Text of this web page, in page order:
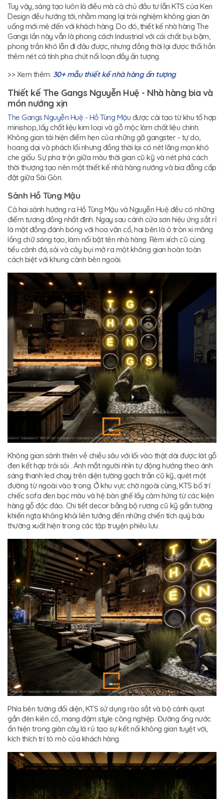
Tuy vậy, sáng tạo luôn là điều mà cả chủ đầu tư lẫn KTS của Ken
Design đều hướng tới, nhằm mang lại trải nghiệm không gian ăn
uống mới mẻ đến với khách hàng. Do đó, thiết kế nhà hàng The
Gangs lần này vẫn là phong cách Industrial với cái chất bụi bặm,
phong trần khó lẫn đi đâu được, nhưng đồng thời lại được thổi hồn
thêm nét cá tính pha chút nổi loạn đầy ấn tượng.
>> Xem thêm: 30+ mẫu thiết kế nhà hàng ấn tượng
Thiết kế The Gangs Nguyễn Huệ - Nhà hàng bia và
món nướng xịn
The Gangs Nguyễn Huệ - Hồ Tùng Mậu được cải tạo từ khu tổ hợp
minishop, lấy chất liệu kim loại và gỗ mộc làm chất liệu chính.
Không gian tái hiện điểm hẹn của những gã gangster - tự do,
hoang dại và phách lối nhưng đồng thời lại có nét lãng mạn khó
che giấu. Sự pha trộn giữa màu thời gian cũ kỹ và nét phá cách
thời thượng tạo nên một thiết kế nhà hàng nướng và bia đẳng cấp
đặt giữa Sài Gòn.
Sảnh Hồ Tùng Mậu
Cả hai sảnh hướng ra Hồ Tùng Mậu và Nguyễn Huệ đều có những
điểm tương đồng nhất định. Ngay sau cánh cửa sơn hiệu ứng sắt rỉ
là mặt đồng đánh bóng với hoa văn cổ, hai bên là ô tròn xi măng
lồng chữ sáng tạo, làm nổi bật tên nhà hàng. Rèm xích cũ cùng
tiểu cảnh đá, sỏi và cây bụi mở ra một không gian hoàn toàn
cách biệt với khung cảnh bên ngoài.
Không gian sảnh thiên về chiều sâu với lối vào thật dài được lát gỗ
đen kết hợp trải sỏi . Ánh mắt người nhìn tự động hướng theo ánh
sáng thanh led chạy trên diện tường gạch trần cũ kỹ, quét một
đường từ ngoài vào trong. Ở khu vực chờ ngoài cùng, KTS bố trí
chiếc sofa đen bạc màu và hệ bàn ghế lấy cảm hứng từ các kiện
hàng gỗ độc đáo. Chi tiết decor bằng bộ rương cũ kỹ gắn tường
khiến ngta không khỏi liên tưởng đến những chiến tích quý báu
thường xuất hiện trong các tập truyện phiêu lưu.
Phía bên tường đối diện, KTS sử dụng rào sắt và bộ cánh quạt
gắn đèn kiên cố, mang đậm style công nghiệp. Đường ống nước
ẩn hiện trong giàn cây lá rủ tạo sự kết nối không gian tuyệt vời,
kích thích trí tò mò của khách hàng.